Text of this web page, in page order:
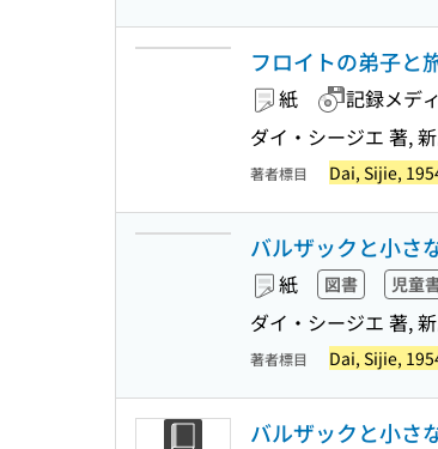
フロイトの弟子と
紙 記録メデ
ダイ・シージエ 著,
著者標目 Dai, Sijie,
バルザックと小さ
紙 図書 児童
ダイ・シージエ 著,
著者標目 Dai, Sijie,
バルザックと小さ